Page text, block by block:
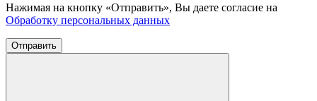
Нажимая на кнопку «Отправить», Вы даете согласие на
Обработку персональных данных
Отправить